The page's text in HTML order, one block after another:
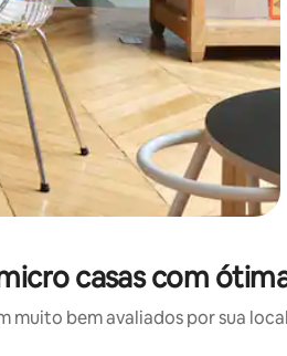
casas com
bem avaliados por sua